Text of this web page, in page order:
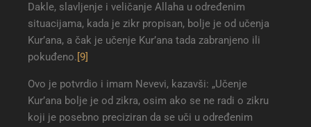
Dakle, slavljenje i veličanje Allaha u određenim
situacijama, kada je zikr propisan, bolje je od učenja
Kur’ana, a čak je učenje Kur’ana tada zabranjeno ili
pokuđeno.[9]
Ovo je potvrdio i imam Nevevi, kazavši: „Učenje
Kur’ana bolje je od zikra, osim ako se ne radi o zikru
koji je posebno preciziran da se uči u određenim